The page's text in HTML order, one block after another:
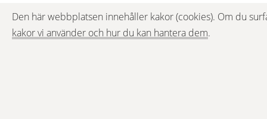
Den här webbplatsen innehåller kakor (cookies). Om du
kakor vi använder och hur du kan hantera dem.